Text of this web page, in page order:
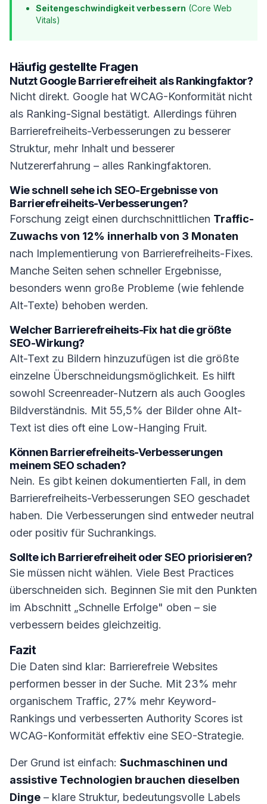
Seitengeschwindigkeit verbessern (Core Web
Vitals)
Häufig gestellte Fragen
Nutzt Google Barrierefreiheit als Rankingfaktor?
Nicht direkt. Google hat WCAG-Konformität nicht
als Ranking-Signal bestätigt. Allerdings führen
Barrierefreiheits-Verbesserungen zu besserer
Struktur, mehr Inhalt und besserer
Nutzererfahrung – alles Rankingfaktoren.
Wie schnell sehe ich SEO-Ergebnisse von
Barrierefreiheits-Verbesserungen?
Forschung zeigt einen durchschnittlichen Traffic-
Zuwachs von 12% innerhalb von 3 Monaten
nach Implementierung von Barrierefreiheits-Fixes.
Manche Seiten sehen schneller Ergebnisse,
besonders wenn große Probleme (wie fehlende
Alt-Texte) behoben werden.
Welcher Barrierefreiheits-Fix hat die größte
SEO-Wirkung?
Alt-Text zu Bildern hinzuzufügen ist die größte
einzelne Überschneidungsmöglichkeit. Es hilft
sowohl Screenreader-Nutzern als auch Googles
Bildverständnis. Mit 55,5% der Bilder ohne Alt-
Text ist dies oft eine Low-Hanging Fruit.
Können Barrierefreiheits-Verbesserungen
meinem SEO schaden?
Nein. Es gibt keinen dokumentierten Fall, in dem
Barrierefreiheits-Verbesserungen SEO geschadet
haben. Die Verbesserungen sind entweder neutral
oder positiv für Suchrankings.
Sollte ich Barrierefreiheit oder SEO priorisieren?
Sie müssen nicht wählen. Viele Best Practices
überschneiden sich. Beginnen Sie mit den Punkten
im Abschnitt „Schnelle Erfolge" oben – sie
verbessern beides gleichzeitig.
Fazit
Die Daten sind klar: Barrierefreie Websites
performen besser in der Suche. Mit 23% mehr
organischem Traffic, 27% mehr Keyword-
Rankings und verbesserten Authority Scores ist
WCAG-Konformität effektiv eine SEO-Strategie.
Der Grund ist einfach: Suchmaschinen und
assistive Technologien brauchen dieselben
Dinge – klare Struktur, bedeutungsvolle Labels